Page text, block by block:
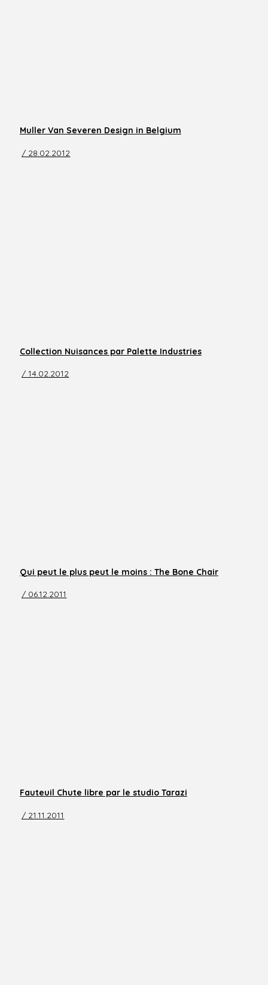
Muller Van Severen Design in Belgium
/ 28.02.2012
Collection Nuisances par Palette Industries
/ 14.02.2012
Qui peut le plus peut le moins : The Bone Chair
/ 06.12.2011
Fauteuil Chute libre par le studio Tarazi
/ 21.11.2011